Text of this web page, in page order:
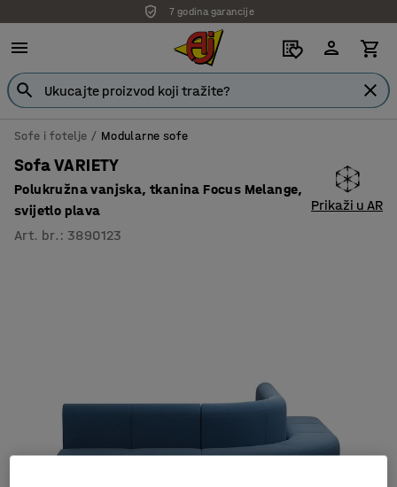
7 godina garancije
Sofe i fotelje Modularne sofe
Sofa VARIETY
Polukružna vanjska, tkanina Focus Melange,
svijetlo plava
Art. br. : 3890123
Prikaži u AR